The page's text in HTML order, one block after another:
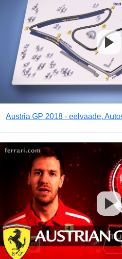
Austria GP 2018 - eelvaade,